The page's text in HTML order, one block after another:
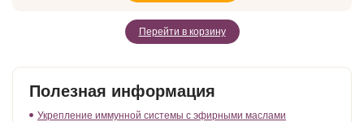
Перейти в корзину
Полезная информация
Укрепление иммунной системы с эфирными маслами